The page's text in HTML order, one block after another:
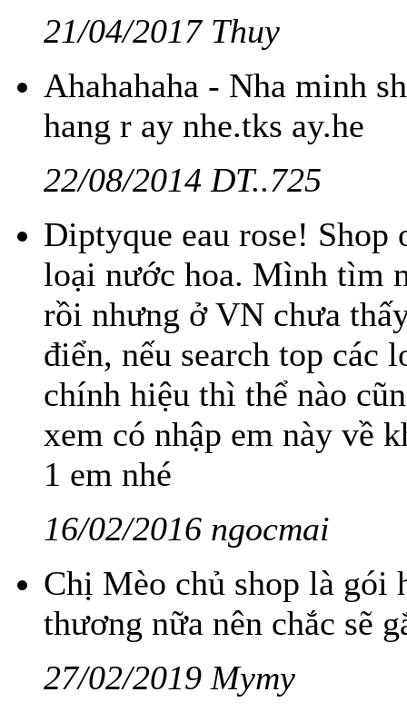
21/04/2017 Thuy
Ahahahaha - Nha minh
hang r ay nhe.tks ay.he
22/08/2014 DT..725
Diptyque eau rose!
loại nước hoa. Mình tìm
rồi nhưng ở VN chưa
điển, nếu search top các
chính hiệu thì thể nào
xem có nhập em này về
1 em nhé
16/02/2016 ngocmai
Chị Mèo chủ shop là gói
thương nữa nên chắc sẽ
27/02/2019 Mymy